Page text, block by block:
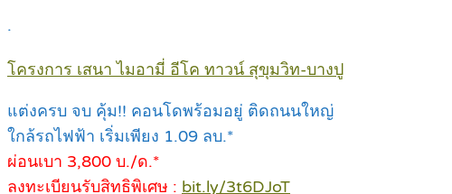
.
โครงการ เสนา ไมอามี่ อีโค ทาวน์ สุขุมวิท-บางปู
แต่งครบ จบ คุ้ม!! คอนโดพร้อมอยู่ ติดถนนใหญ่
ใกล้รถไฟฟ้า เริ่มเพียง 1.09 ลบ.*
ผ่อนเบา 3,800 บ./ด.*
ลงทะเบียนรับสิทธิพิเศษ : bit.ly/3t6DJoT